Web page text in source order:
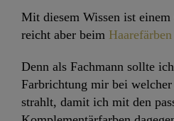
Mit diesem Wissen ist
reicht aber beim Haarefärben
Denn als Fachmann sollte
Farbrichtung mir bei
strahlt, damit ich mit den